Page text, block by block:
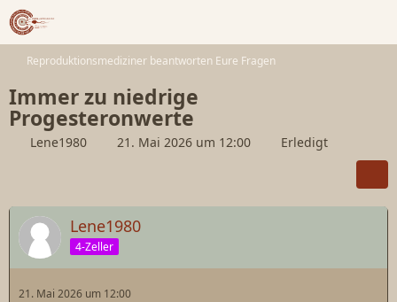
Reproduktionsmediziner beantworten Eure Fragen
Immer zu niedrige
Progesteronwerte
Lene1980 21. Mai 2026 um 12:00 Erledigt
Lene1980
4-Zeller
21. Mai 2026 um 12:00